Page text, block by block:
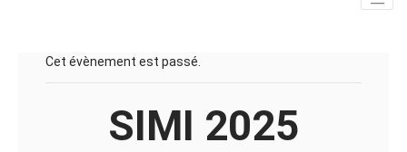
Cet évènement est passé.
SIMI 2025